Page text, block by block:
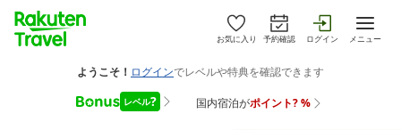
お気に入り 予約確認 ログイン メニュー